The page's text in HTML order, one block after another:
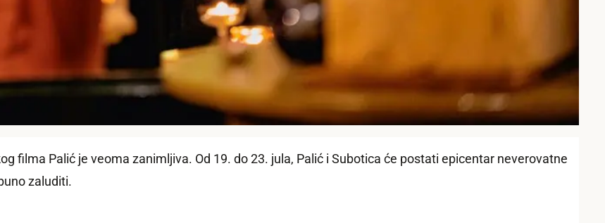
filma Palić je veoma zanimljiva. Od 19. do 23. jula, Palić i Subotica će postati epicentar neverovatne
zaluditi.